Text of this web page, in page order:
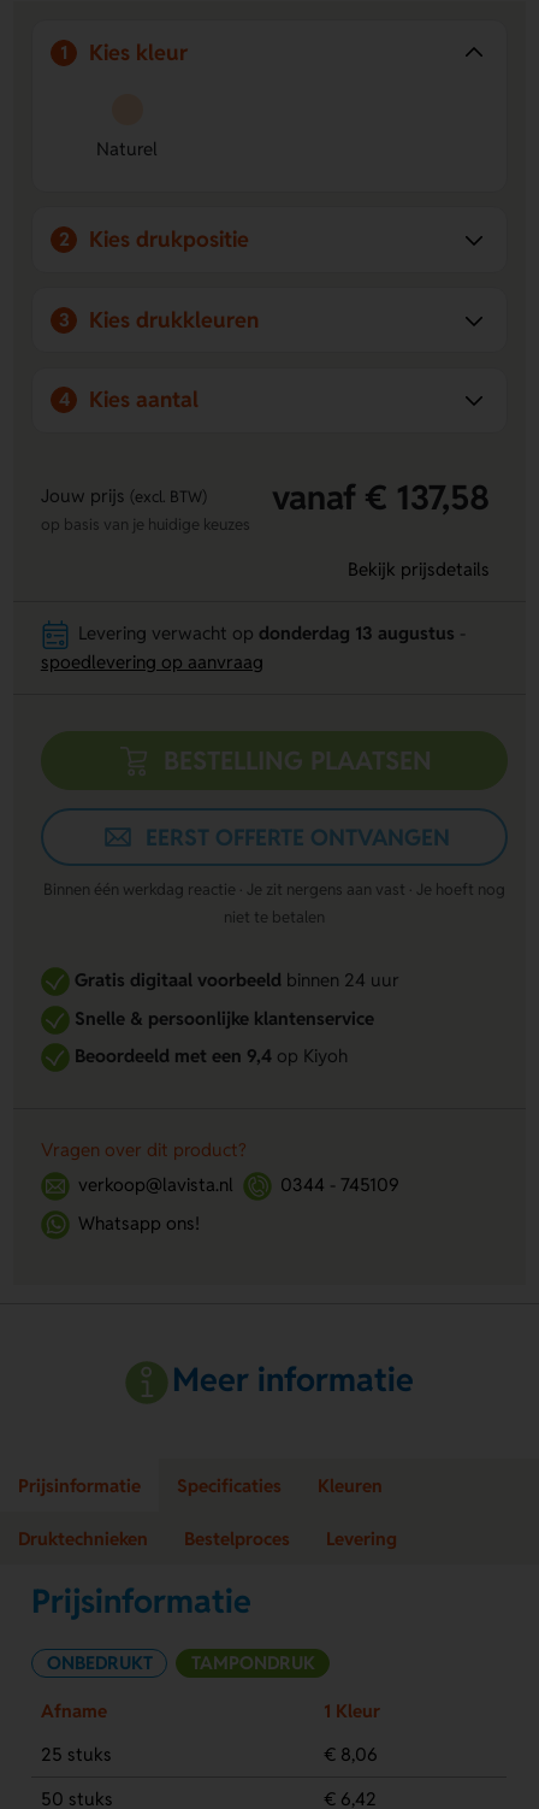
afwisselende kleuren voor een rustgevende sfeer.
USB-aansluiting:
goed zichtbaar terugkomen op twee posities.
1 Kies kleur
Naturel
2 Kies drukpositie
3 Kies drukkleuren
4 Kies aantal
Jouw prijs (excl. BTW) vanaf € 137,58
op basis van je huidige keuzes
Bekijk prijsdetails
Levering verwacht op donderdag 13 augustus
spoedlevering op aanvraag
BESTELLING PLAATSEN
EERST OFFERTE ONTVANGEN
Binnen één werkdag reactie · Je zit nergens aan vast · Je hoeft nog
niet te betalen
Gratis digitaal voorbeeldbinnen 24 uur
Snelle & persoonlijke klantenservice
Beoordeeld met een 9,4op Kiyoh
Vragen over dit product?
verkoop@lavista.nl
0344 - 745109
Whatsapp ons!
Meer informatie
Prijsinformatie Specificaties Kleuren
Druktechnieken Bestelproces Levering
Prijsinformatie
ONBEDRUKT TAMPONDRUK
Afname
1 Kleur
25 stuks
€ 8,06
50 stuks
€ 6,42